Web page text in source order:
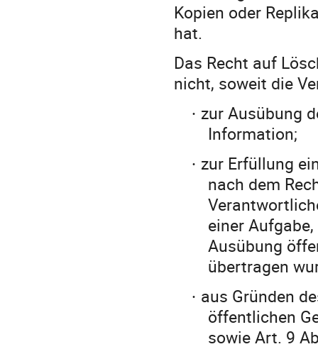
Kopien oder
hat.
Das Recht auf
nicht, soweit die
· zur Ausübung
Information;
· zur Erfüllung
nach dem
einer
Ausübung
übertragen
· aus Gründen
öffentlichen
sowie Art. 9